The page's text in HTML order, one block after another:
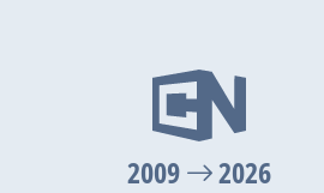
0:0
2009 2026